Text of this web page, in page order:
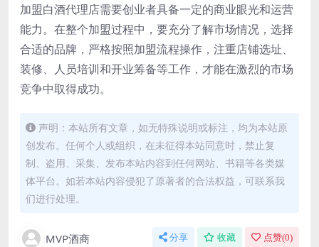
加盟白酒代理店需要创业者具备一定的商业眼光和运营
能力。在整个加盟过程中，要充分了解市场情况，选择
合适的品牌，严格按照加盟流程操作，注重店铺选址、
装修、人员培训和开业筹备等工作，才能在激烈的市场
竞争中取得成功。
声明：本站所有文章，如无特殊说明或标注，均为本站原
创发布。任何个人或组织，在未征得本站同意时，禁止复
制、盗用、采集、发布本站内容到任何网站、书籍等各类媒
体平台。如若本站内容侵犯了原著者的合法权益，可联系我
们进行处理。
MVP酒商 分享 收藏 点赞(0)